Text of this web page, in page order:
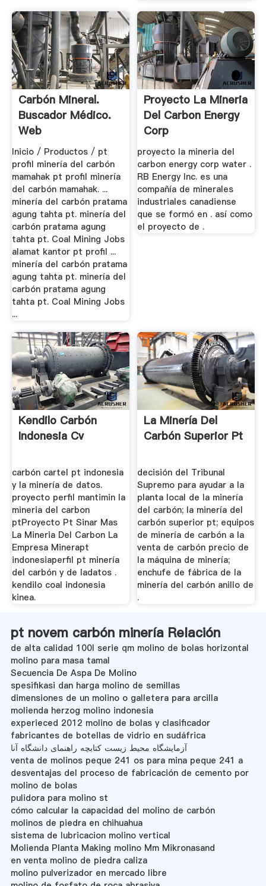
Carbón Mineral.
Buscador Médico.
Web
Inicio / Productos / pt
profil minería del carbón
mamahak pt profil minería
del carbón mamahak. ...
minería del carbón pratama
agung tahta pt. minería del
carbón pratama agung
tahta pt. Coal Mining Jobs
alamat kantor pt profil ...
minería del carbón pratama
agung tahta pt. minería del
carbón pratama agung
tahta pt. Coal Mining Jobs
...
Proyecto La Mineria
Del Carbon Energy
Corp
proyecto la mineria del
carbon energy corp water .
RB Energy Inc. es una
compañía de minerales
industriales canadiense
que se formó en . así como
el proyecto de .
Kendilo Carbón
Indonesia Cv
carbón cartel pt indonesia
y la minería de datos.
proyecto perfil mantimin la
mineria del carbon
ptProyecto Pt Sinar Mas
La Mineria Del Carbon La
Empresa Minerapt
indonesiaperfil pt minería
del carbón y de ladatos .
kendilo coal indonesia
kinea.
La Minería Del
Carbón Superior Pt
decisión del Tribunal
Supremo para ayudar a la
planta local de la minería
del carbón; la minería del
carbón superior pt; equipos
de minería de carbón a la
venta de carbón precio de
la máquina de minería;
enchufe de fábrica de la
minería del carbón anillo de
.
pt novem carbón minería Relación
de alta calidad 100l serie qm molino de bolas horizontal
molino para masa tamal
Secuencia De Aspa De Molino
spesifikasi dan harga molino de semillas
dimensiones de un molino o galletera para arcilla
molienda herzog molino indonesia
experieced 2012 molino de bolas y clasificador
fabricantes de botellas de vidrio en sudáfrica
آزمایشگاه محیط زیست کتابچه راهنمای دانشگاه آنا
venta de molinos peque 241 os para mina peque 241 a
desventajas del proceso de fabricación de cemento por
molino de bolas
pulidora para molino st
cómo calcular la capacidad del molino de carbón
molinos de piedra en chihuahua
sistema de lubricacion molino vertical
Molienda Planta Making molino Mm Mikronasand
en venta molino de piedra caliza
molino pulverizador en mercado libre